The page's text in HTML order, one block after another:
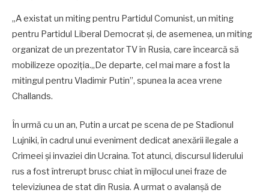
„A existat un miting pentru Partidul Comunist, un miting
pentru Partidul Liberal Democrat și, de asemenea, un miting
organizat de un prezentator TV în Rusia, care încearcă să
mobilizeze opoziția.„De departe, cel mai mare a fost la
mitingul pentru Vladimir Putin”, spunea la acea vrene
Challands.
În urmă cu un an, Putin a urcat pe scena de pe Stadionul
Lujniki, în cadrul unui eveniment dedicat anexării ilegale a
Crimeei și invaziei din Ucraina. Tot atunci, discursul liderului
rus a fost întrerupt brusc chiat în mijlocul unei fraze de
televiziunea de stat din Rusia. A urmat o avalanşă de